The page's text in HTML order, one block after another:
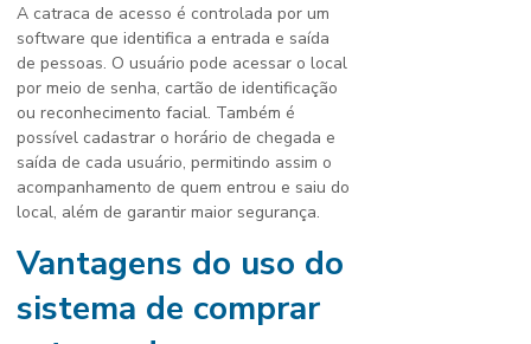
A catraca de acesso é controlada por um
software que identifica a entrada e saída
de pessoas. O usuário pode acessar o local
por meio de senha, cartão de identificação
ou reconhecimento facial. Também é
possível cadastrar o horário de chegada e
saída de cada usuário, permitindo assim o
acompanhamento de quem entrou e saiu do
local, além de garantir maior segurança.
Vantagens do uso do
sistema de comprar